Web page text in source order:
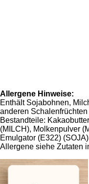
Allergene Hinweise:
Enthält Sojabohnen,
anderen
Bestandteile:
(MILCH), Molkenpulver
Emulgator (E322)
Allergene siehe Zutaten